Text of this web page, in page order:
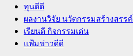
ทุนดีดี
ผลงานวิจัย นวัตกรรมสร้างสรรค์
เรียนดี กิจกรรมเด่น
แฟ้มข่าวดีดี